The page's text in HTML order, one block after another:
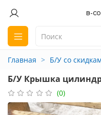
B-
Главная Б/У со
Б/У Крышка
(0)